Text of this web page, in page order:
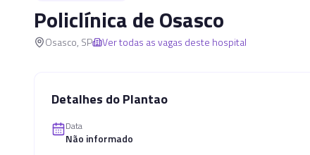
Policlínica de Osasco
Osasco, SP Ver todas as vagas deste hospital
Detalhes do Plantao
Data
Não informado